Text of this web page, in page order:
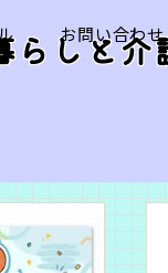
らしと
お問い合わせ